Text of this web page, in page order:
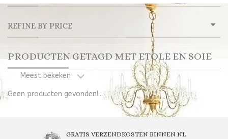
REFINE BY PRICE
PRODUCTEN GETAGD MET ETOLE EN SOIE
Meest bekeken
Geen producten gevonden!...
GRATIS VERZENDKOSTEN BINNEN NL